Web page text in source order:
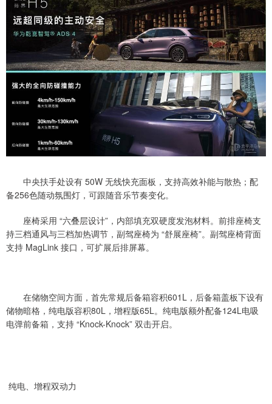
中央扶手处设有 50W 无线快充面板，支持高效补能与散热；配
备256色随动氛围灯，可跟随音乐节奏变化。
座椅采用 “六叠层设计”，内部填充双硬度发泡材料。前排座椅支
持三档通风与三档加热调节，副驾座椅为 “舒展座椅”。副驾座椅背面
支持 MagLink 接口，可扩展后排屏幕。
在储物空间方面，首先常规后备箱容积601L，后备箱盖板下设有
储物暗格，纯电版容积80L，增程版65L。纯电版额外配备124L电吸
电弹前备箱，支持 “Knock-Knock” 双击开启。
纯电、增程双动力